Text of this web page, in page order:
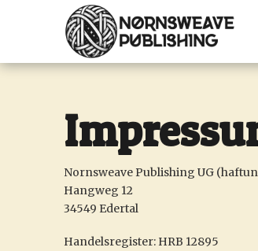
Nornsweave Publishing UG
Hangweg 12
34549 Edertal
Handelsregister: HRB 12895